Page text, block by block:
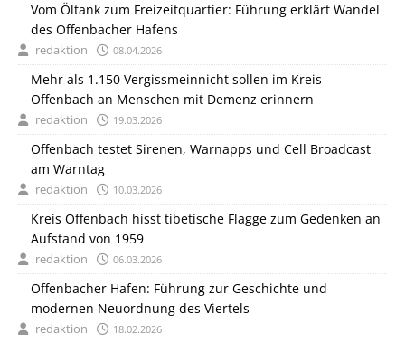
Vom Öltank zum Freizeitquartier: Führung erklärt Wandel
des Offenbacher Hafens
redaktion 08.04.2026
Mehr als 1.150 Vergissmeinnicht sollen im Kreis
Offenbach an Menschen mit Demenz erinnern
redaktion 19.03.2026
Offenbach testet Sirenen, Warnapps und Cell Broadcast
am Warntag
redaktion 10.03.2026
Kreis Offenbach hisst tibetische Flagge zum Gedenken an
Aufstand von 1959
redaktion 06.03.2026
Offenbacher Hafen: Führung zur Geschichte und
modernen Neuordnung des Viertels
redaktion 18.02.2026